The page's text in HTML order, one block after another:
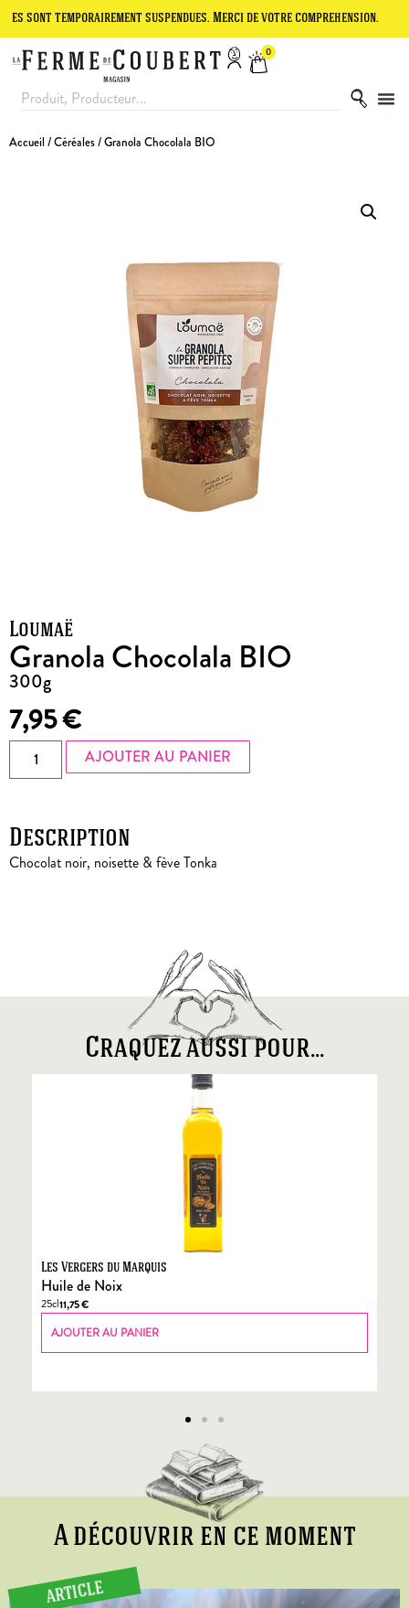
suspendues. Merci de votre compréhension. Le
0
Accueil /Céréales/ Granola Chocolala BIO
Loumaë
Granola Chocolala BIO
300g
7,95€
AJOUTER AU PANIER
Description
Chocolat noir, noisette & fève Tonka
Craquez aussi pour...
Les Vergers du Marquis
Huile de Noix
25cl11,75€
AJOUTER AU PANIER
A découvrir en ce moment
ARTICLE